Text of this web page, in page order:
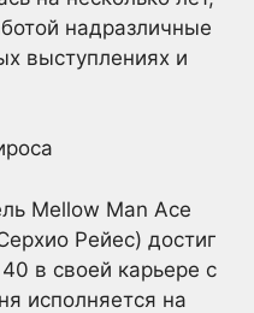
надразличные
выступлениях и
Mellow Man Ace
Рейес) достиг
в своей карьере с
исполняется на